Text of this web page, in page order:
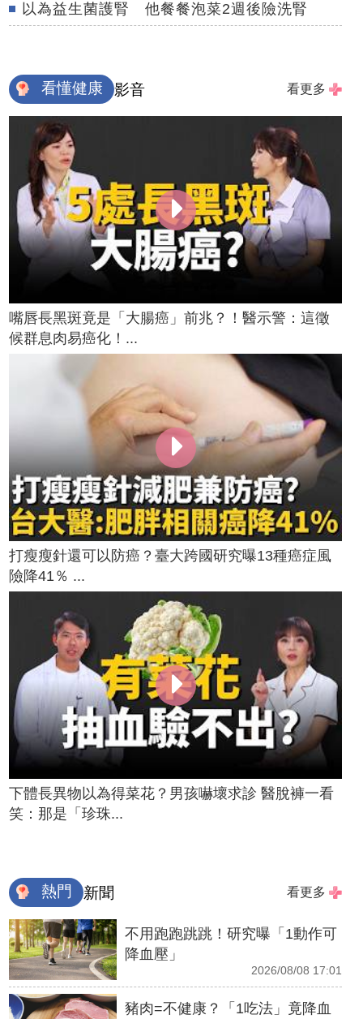
以為益生菌護腎 他餐餐泡菜2週後險洗腎
看懂健康 影音 看更多
嘴唇長黑斑竟是「大腸癌」前兆？！醫示警：這徵
候群息肉易癌化！...
打瘦瘦針還可以防癌？臺大跨國研究曝13種癌症風
險降41％ ...
下體長異物以為得菜花？男孩嚇壞求診 醫脫褲一看
笑：那是「珍珠...
熱門 新聞 看更多
不用跑跑跳跳！研究曝「1動作可
降血壓」
2026/08/08 17:01
豬肉=不健康？「1吃法」竟降血